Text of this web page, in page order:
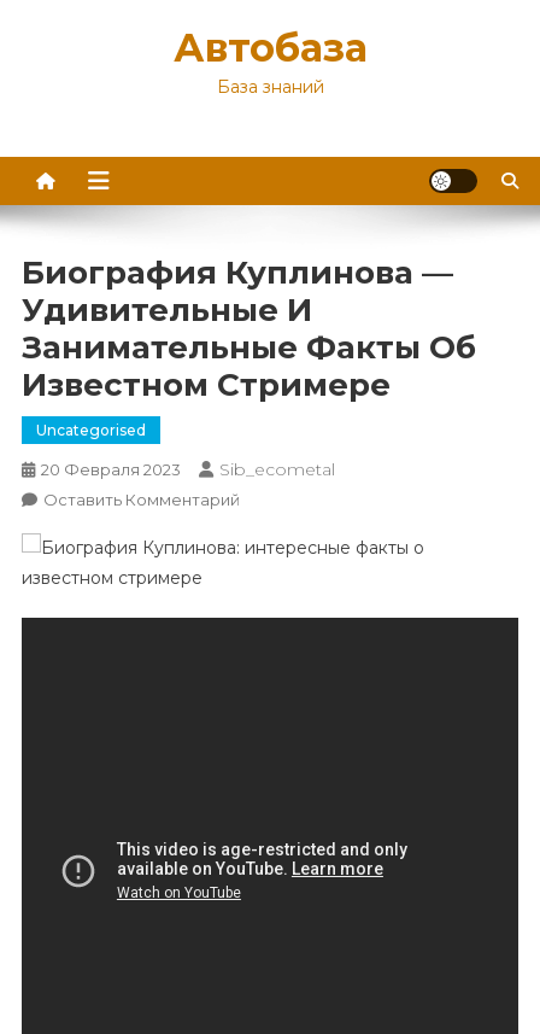
Автобаза
База знаний
Биография Куплинова —
Удивительные И
Занимательные Факты Об
Известном Стримере
Uncategorised
20 Февраля 2023 Sib_ecometal
Оставить КомментарийК
Куплинова